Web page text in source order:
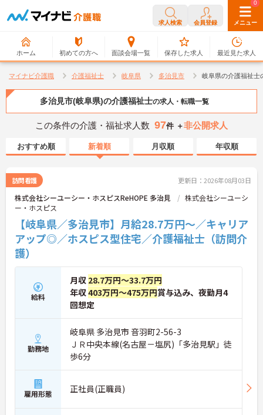
求人検索 会員登録 メニュー
ホーム 初めての方へ 面談会場一覧
0
保存した求人
0
最近見た求人
マイナビ介護職 介護福祉士 岐阜県 多治見市 岐阜県の介護福祉士
多治見市(岐阜県)の介護福祉士の求人・転職一覧
この条件の介護・福祉求人数 97件 ＋非公開求人
おすすめ順 新着順 月収順 年収順
訪問看護 更新日：2026年08月03日
株式会社シーユーシー・ホスピスReHOPE 多治見
株式会社シーユーシ
ー・ホスピス
【岐阜県／多治見市】月給28.7万円～／キャリア
アップ◎／ホスピス型住宅／介護福祉士（訪問介
護）
給料
月収 28.7万円～33.7万円
年収403万円～475万円賞与込み、夜勤月4
回想定
勤務地
岐阜県 多治見市 音羽町2-56-3
ＪＲ中央本線(名古屋－塩尻)「多治見駅」徒
歩6分
雇用形態 正社員(正職員)